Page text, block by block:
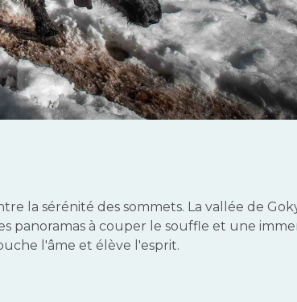
la sérénité des sommets. La vallée de
panoramas à couper le souffle et une
l'âme et élève l'esprit.